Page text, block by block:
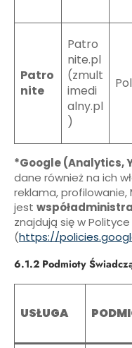
Patro
nite
Patro
nite.pl
(zmult
imedi
alny.pl
)
*Google (Analytics,
dane również na ich
reklama, profilowanie,
jest
znajdują się w
(https://
6.1.2 Podmioty
USŁUGA